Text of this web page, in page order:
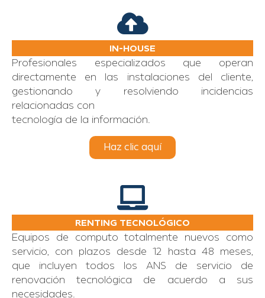
IN-HOUSE
Profesionales especializados que operan
directamente en las instalaciones del cliente,
gestionando y resolviendo incidencias
relacionadas con
tecnología de la información.
Haz clic aquí
RENTING TECNOLÓGICO
Equipos de computo totalmente nuevos como
servicio, con plazos desde 12 hasta 48 meses,
que incluyen todos los ANS de servicio de
renovación tecnológica de acuerdo a sus
necesidades.